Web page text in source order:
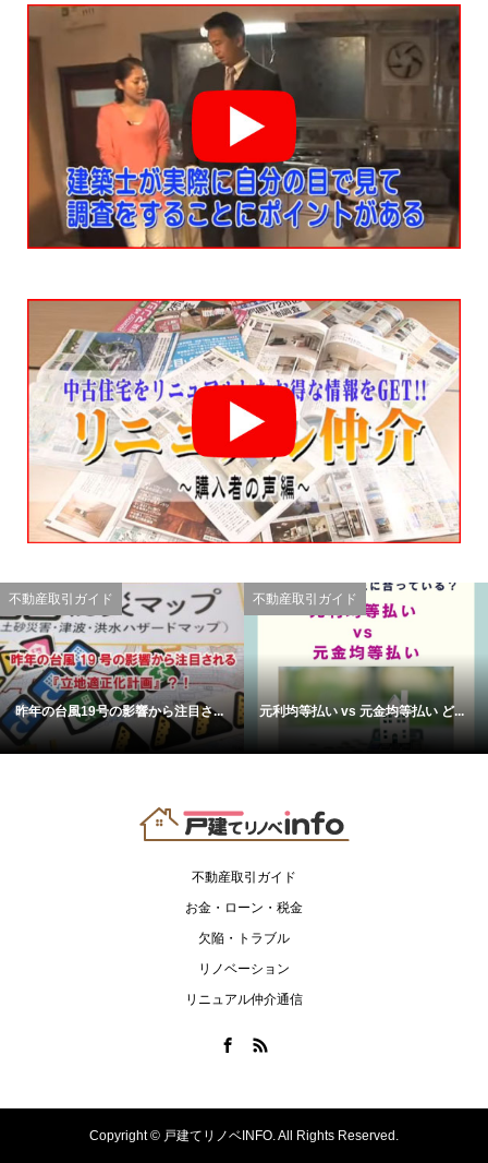
不動産取引ガイド
昨年の台風19号の影響から注目さ...
不動産取引ガイド
元利均等払い vs 元金均等払い ど...
不動産取引ガイド
お金・ローン・税金
欠陥・トラブル
リノベーション
リニュアル仲介通信
Copyright © 戸建てリノベINFO. All Rights Reserved.